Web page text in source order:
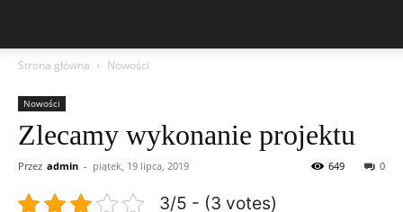
Strona główna Nowości
Nowości
Zlecamy wykonanie projektu
Przez admin - piątek, 19 lipca, 2019 0
649
3/5 - (3 votes)